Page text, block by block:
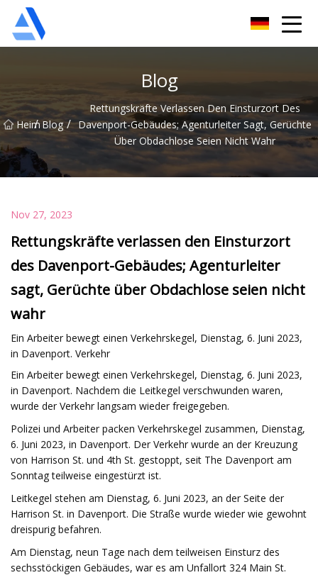
Blog
Heim
/ Blog /
Rettungskräfte Verlassen Den Einsturzort Des
Davenport-Gebäudes; Agenturleiter Sagt, Gerüchte
Über Obdachlose Seien Nicht Wahr
Nov 27, 2023
Rettungskräfte verlassen den Einsturzort
des Davenport-Gebäudes; Agenturleiter
sagt, Gerüchte über Obdachlose seien nicht
wahr
Ein Arbeiter bewegt einen Verkehrskegel, Dienstag, 6. Juni 2023,
in Davenport. Verkehr
Ein Arbeiter bewegt einen Verkehrskegel, Dienstag, 6. Juni 2023,
in Davenport. Nachdem die Leitkegel verschwunden waren,
wurde der Verkehr langsam wieder freigegeben.
Polizei und Arbeiter packen Verkehrskegel zusammen, Dienstag,
6. Juni 2023, in Davenport. Der Verkehr wurde an der Kreuzung
von Harrison St. und 4th St. gestoppt, seit The Davenport am
Sonntag teilweise eingestürzt ist.
Leitkegel stehen am Dienstag, 6. Juni 2023, an der Seite der
Harrison St. in Davenport. Die Straße wurde wieder wie gewohnt
dreispurig befahren.
Am Dienstag, neun Tage nach dem teilweisen Einsturz des
sechsstöckigen Gebäudes, war es am Unfallort 324 Main St.